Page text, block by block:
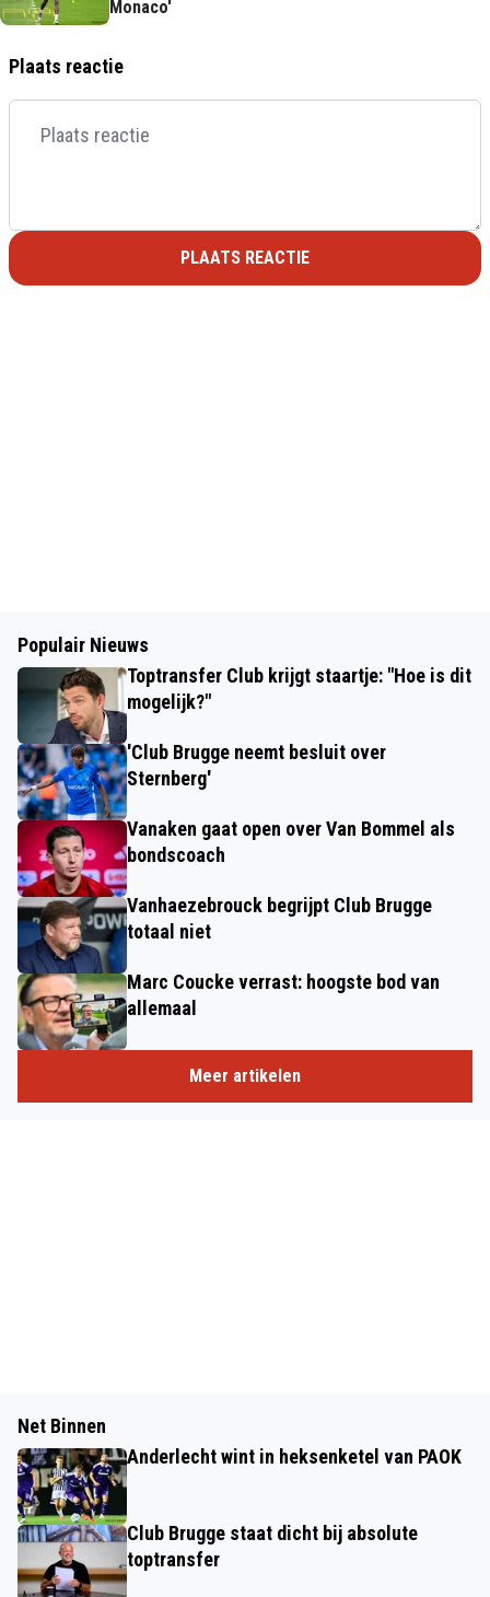
Monaco'
Plaats reactie
PLAATS REACTIE
Populair Nieuws
Toptransfer Club krijgt staartje: "Hoe is dit
mogelijk?"
'Club Brugge neemt besluit over
Sternberg'
Vanaken gaat open over Van Bommel als
bondscoach
Vanhaezebrouck begrijpt Club Brugge
totaal niet
Marc Coucke verrast: hoogste bod van
allemaal
Meer artikelen
Net Binnen
Anderlecht wint in heksenketel van PAOK
Club Brugge staat dicht bij absolute
toptransfer